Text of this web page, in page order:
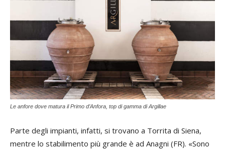
Le anfore dove matura il Primo d’Anfora, top di gamma di Argillae
Parte degli impianti, infatti, si trovano a Torrita di Siena,
mentre lo stabilimento più grande è ad Anagni (FR). «Sono